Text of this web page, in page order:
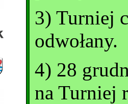
3) Turniej
odwołany.
4) 28
na Turniej